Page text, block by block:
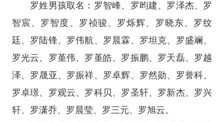
罗姓男孩取名：罗智峰、罗昀建、罗泽杰、罗
智宸、罗智度、罗祯骏、罗烁辉、罗晓东、罗纹
廷、罗陆锋、罗伟航、罗晨霖、罗坦克、罗盛斓、
罗光云、罗堇伟、罗堇皓、罗振鹏、罗天磊、罗越
泽、罗晟亚、罗振祥、罗卓辉、罗然勋、罗誉科、
罗卓璟、罗观云、罗科贝、罗圣轩、罗新杰、罗兴
轩、罗潇乔、罗晨莹、罗三元、罗旭云。